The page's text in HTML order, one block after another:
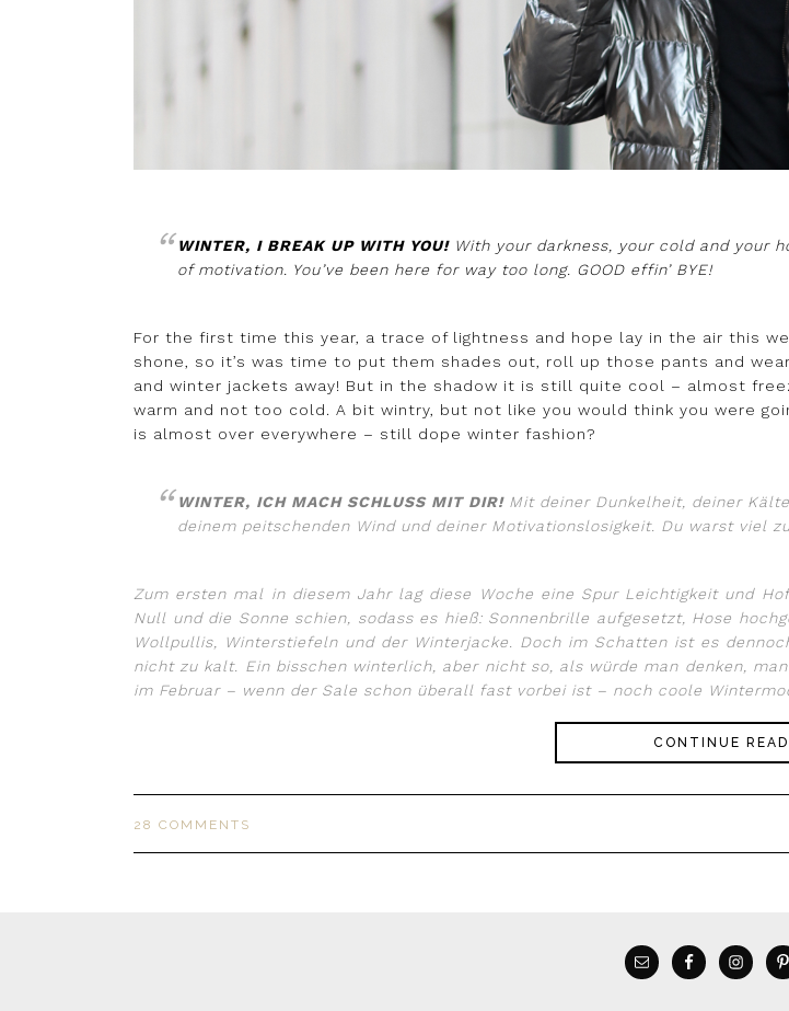
WINTER, I BREAK UP WITH YOU!With your darkness, your cold and your
of motivation. You’ve been here for way too long. GOOD effin’ BYE!
For the first time this year, a trace of lightness and hope lay in the air this
shone, so it’s was time to put them shades out, roll up those pants and
and winter jackets away! But in the shadow it is still quite cool – almost
warm and not too cold. A bit wintry, but not like you would think you were
is almost over everywhere – still dope winter fashion?
WINTER, ICH MACH SCHLUSS MIT DIR!Mit deiner Dunkelheit, deiner
deinem peitschenden Wind und deiner Motivationslosigkeit. Du warst viel zu
Zum ersten mal in diesem Jahr lag diese Woche eine Spur Leichtigkeit und
Null und die Sonne schien, sodass es hieß: Sonnenbrille aufgesetzt, Hose
Wollpullis, Winterstiefeln und der Winterjacke. Doch im Schatten ist es
nicht zu kalt. Ein bisschen winterlich, aber nicht so, als würde man denken,
im Februar – wenn der Sale schon überall fast vorbei ist – noch coole
CONTINUE
28 COMMENTS